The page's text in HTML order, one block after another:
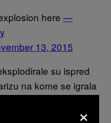
here —
13, 2015
su ispred
na kome se igrala
Francuske i
da se u
×